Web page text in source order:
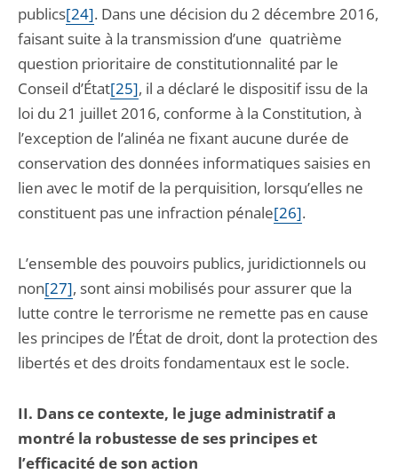
publics[24]. Dans une décision du 2 décembre 2016,
faisant suite à la transmission d’une quatrième
question prioritaire de constitutionnalité par le
Conseil d’État[25], il a déclaré le dispositif issu de la
loi du 21 juillet 2016, conforme à la Constitution, à
l’exception de l’alinéa ne fixant aucune durée de
conservation des données informatiques saisies en
lien avec le motif de la perquisition, lorsqu’elles ne
constituent pas une infraction pénale[26].
L’ensemble des pouvoirs publics, juridictionnels ou
non[27], sont ainsi mobilisés pour assurer que la
lutte contre le terrorisme ne remette pas en cause
les principes de l’État de droit, dont la protection des
libertés et des droits fondamentaux est le socle.
II. Dans ce contexte, le juge administratif a
montré la robustesse de ses principes et
l’efficacité de son action